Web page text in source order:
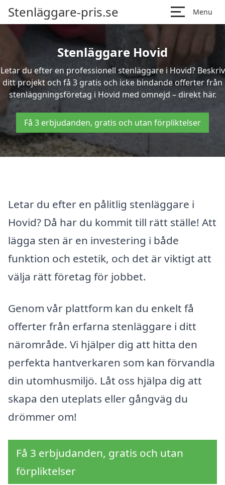
Stenläggare-pris.se Menu
Stenläggare Hovid
Letar du efter en professionell stenläggare i Hovid? Beskriv
ditt projekt och få 3 gratis och icke bindande offerter från
stenläggningsföretag i Hovid med omnejd – direkt här.
Få 3 erbjudanden, gratis och utan förpliktelser
Letar du efter en pålitlig stenläggare i
Hovid? Då har du kommit till rätt ställe! Att
lägga sten är en investering i både
funktion och estetik, och det är viktigt att
välja rätt företag för jobbet.
Genom vår plattform kan du enkelt få
offerter från erfarna stenläggare i ditt
närområde. Vi hjälper dig att hitta den
perfekta hantverkaren som kan förvandla
din utomhusmiljö. Låt oss hjälpa dig att
skapa den uteplats eller gångväg du
drömmer om!
Få 3 erbjudanden, gratis och utan
förpliktelser